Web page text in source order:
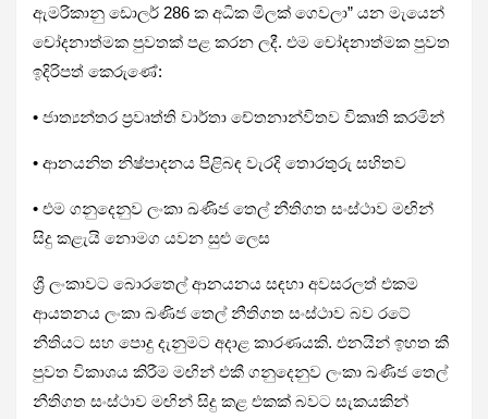
ඇමරිකානු ඩොලර් 286 ක අධික මිලක් ගෙවලා” යන මැයෙන්
චෝදනාත්මක පුවතක් පළ කරන ලදී. එම චෝදනාත්මක පුවත
ඉදිරිපත් කෙරුණේ:
• ජාත්‍යන්තර ප්‍රවෘත්ති වාර්තා චේතනාන්විතව විකෘති කරමින්
• ආනයනිත නිෂ්පාදනය පිළිබඳ වැරදි තොරතුරු සහිතව
• එම ගනුදෙනුව ලංකා ඛණිජ තෙල් නීතිගත සංස්ථාව මඟින්
සිදු කළැයි නොමග යවන සුළු ලෙස
ශ්‍රී ලංකාවට බොරතෙල් ආනයනය සඳහා අවසරලත් එකම
ආයතනය ලංකා ඛණිජ තෙල් නීතිගත සංස්ථාව බව රටේ
නීතියට සහ පොදු දැනුමට අදාළ කාරණයකි. එනයින් ඉහත කී
පුවත විකාශය කිරීම මඟින් එකී ගනුදෙනුව ලංකා ඛණිජ තෙල්
නීතිගත සංස්ථාව මඟින් සිදු කළ එකක් බවට සැකයකින්